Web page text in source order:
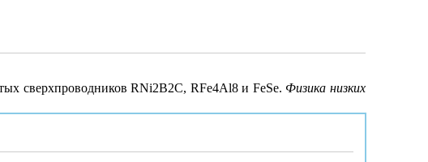
сверхпроводников RNi2B2C, RFe4Al8 и FeSe. Физика низких